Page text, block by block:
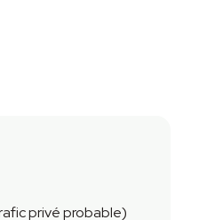
privé probable)